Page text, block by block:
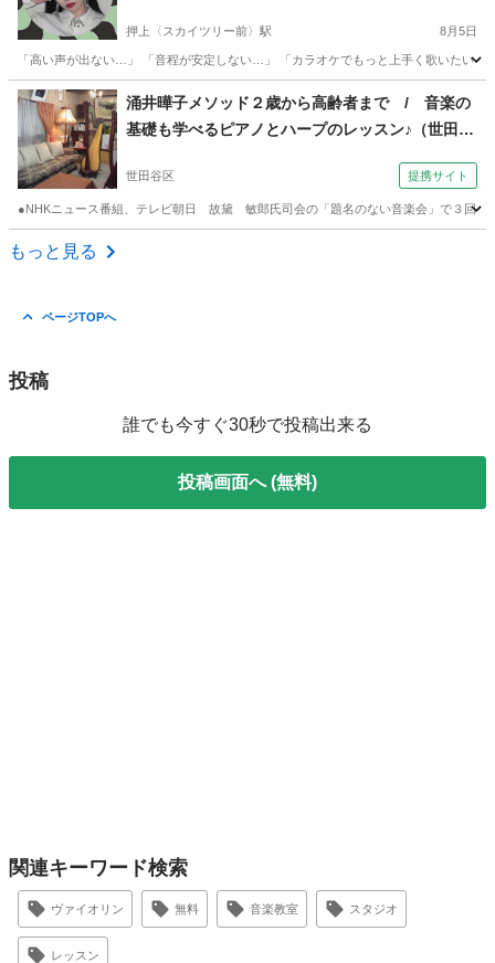
押上〈スカイツリー前〉駅 8月5日
「高い声が出ない…」 「音程が安定しない…」 「カラオケでもっと上手く歌いたい
東京 墨田区 押上〈スカイツリー前〉駅 ボーカル レッスン
涌井曄子メソッド２歳から高齢者まで / 音楽の
基礎も学べるピアノとハープのレッスン♪（世田谷
手ほどきによる幼児教育・音大受験から大人の趣
味まで）
世田谷区 提携サイト
●NHKニュース番組、テレビ朝日 故黛 敏郎氏司会の「題名のない音楽会」で３回に
東京 世田谷区
もっと見る
ページTOPへ
投稿
誰でも今すぐ30秒で投稿出来る
投稿画面へ (無料)
関連キーワード検索
ヴァイオリン 無料 音楽教室 スタジオ
レッスン